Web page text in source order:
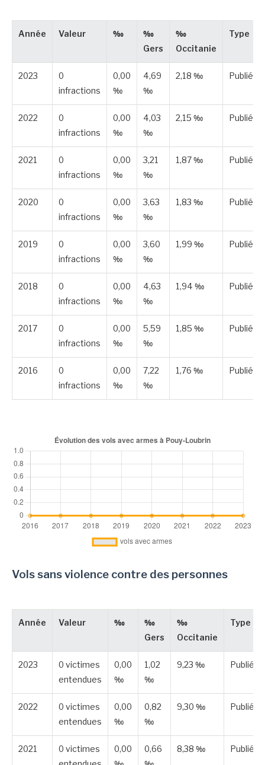
Année Valeur ‰
‰
Gers
‰
Occitanie
Type
2023
0
infractions
0,00
‰
4,69
‰
2,18 ‰ Publiée
2022
0
infractions
0,00
‰
4,03
‰
2,15 ‰ Publiée
2021
0
infractions
0,00
‰
3,21
‰
1,87 ‰ Publiée
2020
0
infractions
0,00
‰
3,63
‰
1,83 ‰ Publiée
2019
0
infractions
0,00
‰
3,60
‰
1,99 ‰ Publiée
2018
0
infractions
0,00
‰
4,63
‰
1,94 ‰ Publiée
2017
0
infractions
0,00
‰
5,59
‰
1,85 ‰ Publiée
2016
0
infractions
0,00
‰
7,22
‰
1,76 ‰ Publiée
Vols sans violence contre des personnes
Année Valeur ‰
‰
Gers
‰
Occitanie
Type
2023
0 victimes
entendues
0,00
‰
1,02
‰
9,23 ‰ Publiée
2022
0 victimes
entendues
0,00
‰
0,82
‰
9,30 ‰ Publiée
2021
0 victimes
0,00
0,66
8,38 ‰ Publiée